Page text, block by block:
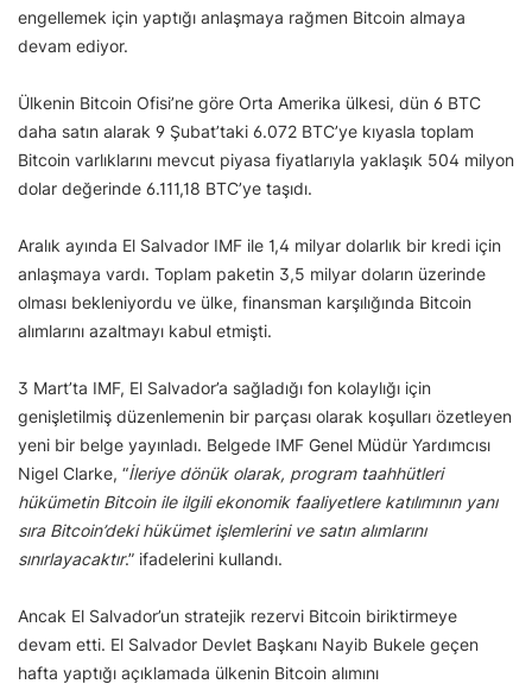
engellemek için yaptığı anlaşmaya rağmen Bitcoin almaya
devam ediyor.
Ülkenin Bitcoin Ofisi’ne göre Orta Amerika ülkesi, dün 6 BTC
daha satın alarak 9 Şubat’taki 6.072 BTC’ye kıyasla toplam
Bitcoin varlıklarını mevcut piyasa fiyatlarıyla yaklaşık 504 milyon
dolar değerinde 6.111,18 BTC’ye taşıdı.
Aralık ayında El Salvador IMF ile 1,4 milyar dolarlık bir kredi için
anlaşmaya vardı. Toplam paketin 3,5 milyar doların üzerinde
olması bekleniyordu ve ülke, finansman karşılığında Bitcoin
alımlarını azaltmayı kabul etmişti.
3 Mart’ta IMF, El Salvador’a sağladığı fon kolaylığı için
genişletilmiş düzenlemenin bir parçası olarak koşulları özetleyen
yeni bir belge yayınladı. Belgede IMF Genel Müdür Yardımcısı
Nigel Clarke, “İleriye dönük olarak, program taahhütleri
hükümetin Bitcoin ile ilgili ekonomik faaliyetlere katılımının yanı
sıra Bitcoin’deki hükümet işlemlerini ve satın alımlarını
sınırlayacaktır.” ifadelerini kullandı.
Ancak El Salvador’un stratejik rezervi Bitcoin biriktirmeye
devam etti. El Salvador Devlet Başkanı Nayib Bukele geçen
hafta yaptığı açıklamada ülkenin Bitcoin alımını